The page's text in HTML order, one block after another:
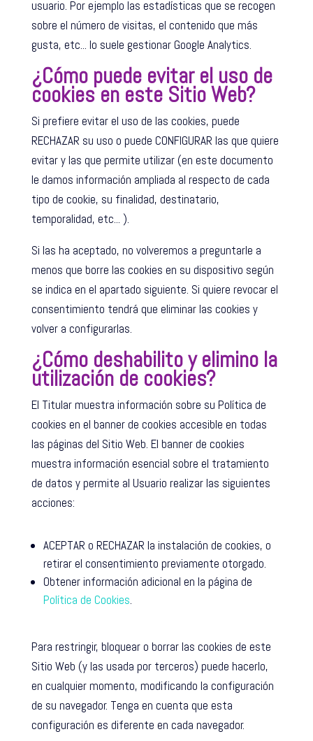
usuario. Por ejemplo las estadísticas que se recogen
sobre el número de visitas, el contenido que más
gusta, etc... lo suele gestionar Google Analytics.
¿Cómo puede evitar el uso de
cookies en este Sitio Web?
Si prefiere evitar el uso de las cookies, puede
RECHAZAR su uso o puede CONFIGURAR las que quiere
evitar y las que permite utilizar (en este documento
le damos información ampliada al respecto de cada
tipo de cookie, su finalidad, destinatario,
temporalidad, etc... ).
Si las ha aceptado, no volveremos a preguntarle a
menos que borre las cookies en su dispositivo según
se indica en el apartado siguiente. Si quiere revocar el
consentimiento tendrá que eliminar las cookies y
volver a configurarlas.
¿Cómo deshabilito y elimino la
utilización de cookies?
El Titular muestra información sobre su Política de
cookies en el banner de cookies accesible en todas
las páginas del Sitio Web. El banner de cookies
muestra información esencial sobre el tratamiento
de datos y permite al Usuario realizar las siguientes
acciones:
ACEPTAR o RECHAZAR la instalación de cookies, o
retirar el consentimiento previamente otorgado.
Obtener información adicional en la página de
Política de Cookies.
Para restringir, bloquear o borrar las cookies de este
Sitio Web (y las usada por terceros) puede hacerlo,
en cualquier momento, modificando la configuración
de su navegador. Tenga en cuenta que esta
configuración es diferente en cada navegador.